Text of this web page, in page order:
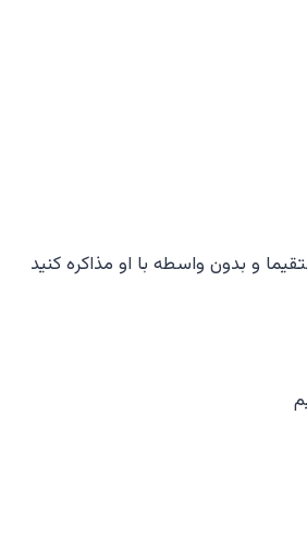
و بدون واسطه با او مذاکره کنید